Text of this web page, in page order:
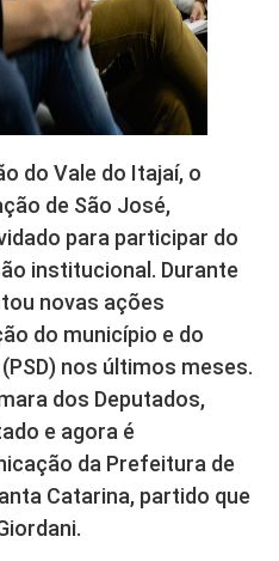
do Vale do Itajaí, o
de São José,
para participar do
institucional. Durante
novas ações
do município e do
nos últimos meses.
dos Deputados,
e agora é
da Prefeitura de
Catarina, partido que